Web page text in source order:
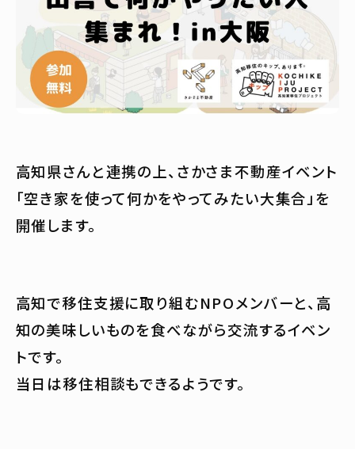
高知県さんと連携の上、さかさま不動産イベント
「空き家を使って何かをやってみたい大集合」を
開催します。
高知で移住支援に取り組むNPOメンバーと、高
知の美味しいものを食べながら交流するイベン
トです。
当日は移住相談もできるようです。